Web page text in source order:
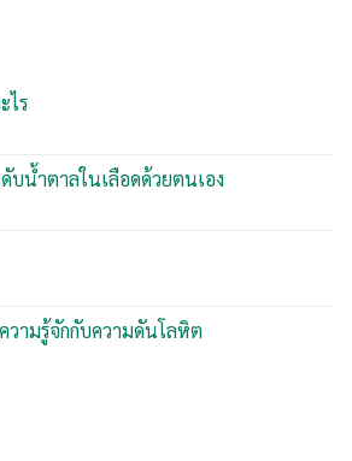
ไร
บน้ำตาลในเลือดด้วยตนเอง
วามรู้จักกับความดันโลหิต